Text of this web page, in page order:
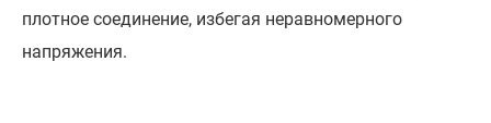
плотное соединение, избегая неравномерного
напряжения.